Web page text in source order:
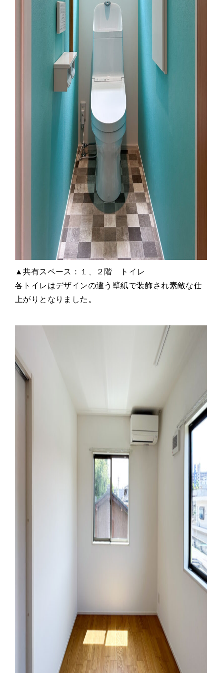
▲共有スペース：１、２階 トイレ
各トイレはデザインの違う壁紙で装飾され素敵な仕
上がりとなりました。